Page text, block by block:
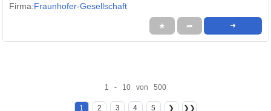
Firma:Fraunhofer-Gesellschaft
★ ➦ ➜
1 - 10 von 500
1 2 3 4 5 ❯ ❯❯